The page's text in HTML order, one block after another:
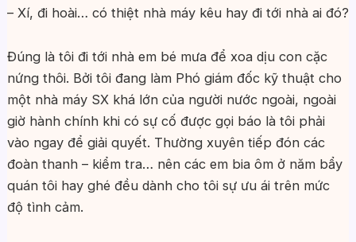
– Xí, đi hoài… có thiệt nhà máy kêu hay đi tới nhà ai đó?
Đúng là tôi đi tới nhà em bé mưa để xoa dịu con cặc
nứng thôi. Bởi tôi đang làm Phó giám đốc kỹ thuật cho
một nhà máy SX khá lớn của người nước ngoài, ngoài
giờ hành chính khi có sự cố được gọi báo là tôi phải
vào ngay để giải quyết. Thường xuyên tiếp đón các
đoàn thanh – kiểm tra… nên các em bia ôm ở năm bẩy
quán tôi hay ghé đều dành cho tôi sự ưu ái trên mức
độ tình cảm.